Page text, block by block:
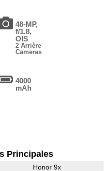
48-MP,
f/1.8,
OIS
2 Arrière
Cameras
4000
mAh
Principales
Honor 9x